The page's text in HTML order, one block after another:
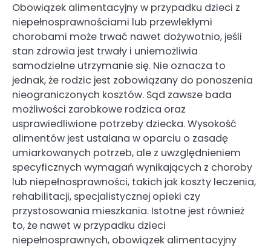
Obowiązek alimentacyjny w przypadku dzieci z
niepełnosprawnościami lub przewlekłymi
chorobami może trwać nawet dożywotnio, jeśli
stan zdrowia jest trwały i uniemożliwia
samodzielne utrzymanie się. Nie oznacza to
jednak, że rodzic jest zobowiązany do ponoszenia
nieograniczonych kosztów. Sąd zawsze bada
możliwości zarobkowe rodzica oraz
usprawiedliwione potrzeby dziecka. Wysokość
alimentów jest ustalana w oparciu o zasadę
umiarkowanych potrzeb, ale z uwzględnieniem
specyficznych wymagań wynikających z choroby
lub niepełnosprawności, takich jak koszty leczenia,
rehabilitacji, specjalistycznej opieki czy
przystosowania mieszkania. Istotne jest również
to, że nawet w przypadku dzieci
niepełnosprawnych, obowiązek alimentacyjny